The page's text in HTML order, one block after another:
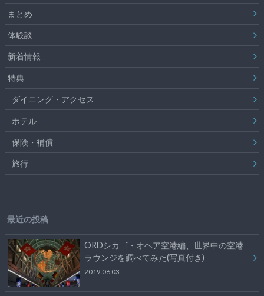
まとめ
体験談
新着情報
特典
ダイニング・アクセス
ホテル
保険・補償
旅行
最近の投稿
ORDシカゴ・オヘア空港編、世界中の空港
ラウンジを調べてみた(写真付き)
2019.06.03